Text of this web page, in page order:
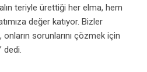
teriyle ürettiği her elma, hem
değer katıyor. Bizler
sorunlarını çözmek için
dedi.